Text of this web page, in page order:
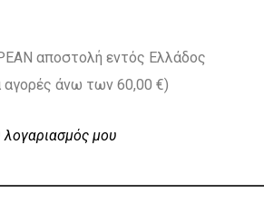
αποστολή εντός Ελλάδος
αγορές άνω των 60,00 €)
λογαριασμός μου